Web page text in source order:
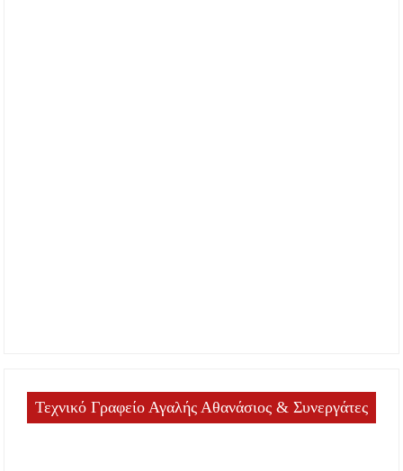
Τεχνικό Γραφείο Αγαλής Αθανάσιος & Συνεργάτες